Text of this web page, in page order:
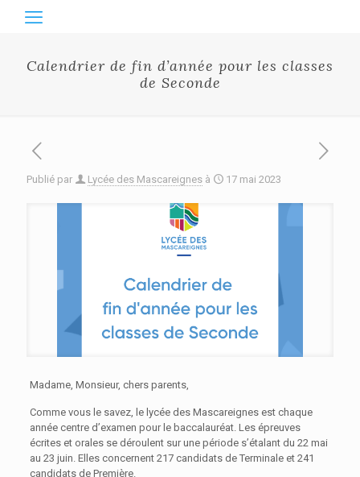
Calendrier de fin d’année pour les classes
de Seconde
Publié par Lycée des Mascareignes à 17 mai 2023
Madame, Monsieur, chers parents,
Comme vous le savez, le lycée des Mascareignes est chaque
année centre d’examen pour le baccalauréat. Les épreuves
écrites et orales se déroulent sur une période s’étalant du 22 mai
au 23 juin. Elles concernent 217 candidats de Terminale et 241
candidats de Première.